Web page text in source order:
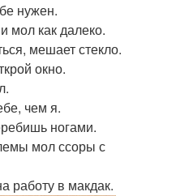
нужен.
мол как далеко.
мешает стекло.
окно.
чем я.
ногами.
мол ссоры с
работу в макдак.